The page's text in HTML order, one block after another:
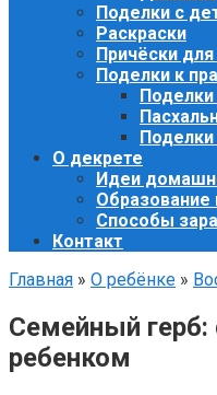
Поделки с
Раскраски
Причёски
Поделки к
О декрете
Идеи
Образование
Способы
Контакт
Главная » О ребёнке »
Семейный герб:
ребенком